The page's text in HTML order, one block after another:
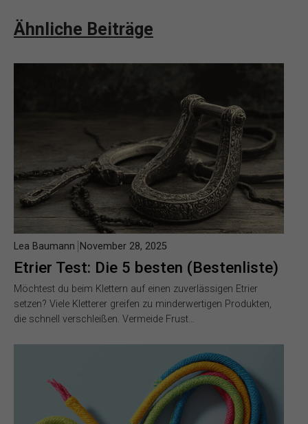
Ähnliche Beiträge
Etrier Test: Die 5 besten (Bestenliste)
Lea Baumann November 28, 2025
Möchtest du beim Klettern auf einen zuverlässigen Etrier
setzen? Viele Kletterer greifen zu minderwertigen Produkten,
die schnell verschleißen. Vermeide Frust…